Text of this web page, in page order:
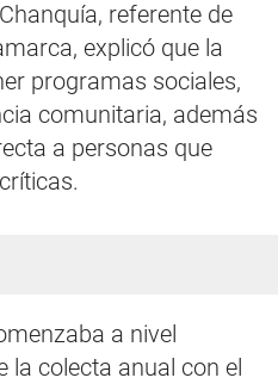
referente de
explicó que la
programas sociales,
comunitaria, además
a personas que
a nivel
la colecta anual con el